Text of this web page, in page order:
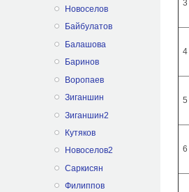
Новоселов
Байбулатов
Балашова
Баринов
Воропаев
Зиганшин
Зиганшин2
Кутяков
Новоселов2
Саркисян
Филиппов
3
4
5
6